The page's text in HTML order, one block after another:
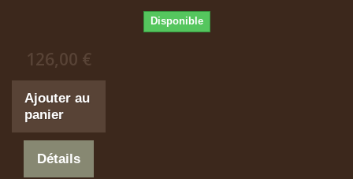
Disponible
126,00 €
Ajouter au
panier
Détails